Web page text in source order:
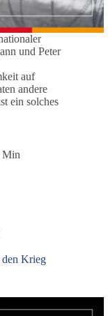
und Peter
auf
andere
ein solches
Min
Krieg